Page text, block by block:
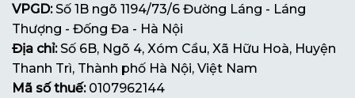
VPGD:Số 1B ngõ 1194/73/6 Đường Láng - Láng
Thượng - Đống Đa - Hà Nội
Địa chỉ:Số 6B, Ngõ 4, Xóm Cầu, Xã Hữu Hoà, Huyện
Thanh Trì, Thành phố Hà Nội, Việt Nam
Mã số thuế:0107962144